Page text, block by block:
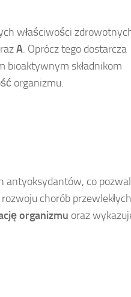
właściwości
A. Oprócz tego dostarcza
bioaktywnym składnikom
organizmu.
antyoksydantów, co
chorób
organizmu oraz